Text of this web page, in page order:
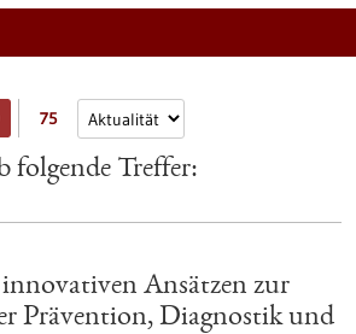
75
folgende Treffer:
Ansätzen zur
Prävention, Diagnostik und